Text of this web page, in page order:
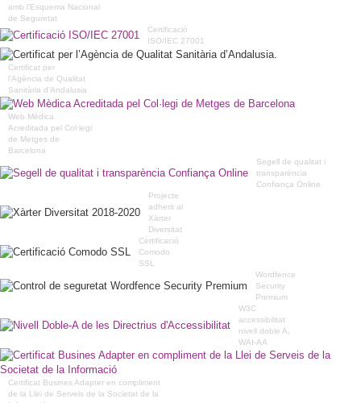
amb l'Esquema Nacional
de Seguretat
Certificació
ISO/IEC 27001
Certificat per
l’Agència de Qualitat
Sanitària d’Andalusia
Web Mèdica
Acreditada pel Col·legi
de Metges de
Barcelona
Segell de qualitat i
transparència
Confiança Online
Projecte
adherit al
Xàrter
Diversitat
Certificació
Comodo
SSL
Wordfence
Security
Premium
W3C
accessibilitat
nivell doble A,
WAI-AA
Certificat Busines Adapter en compliment
de la Llei de Serveis de la Societat de la